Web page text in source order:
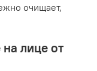
очищает,
лице от